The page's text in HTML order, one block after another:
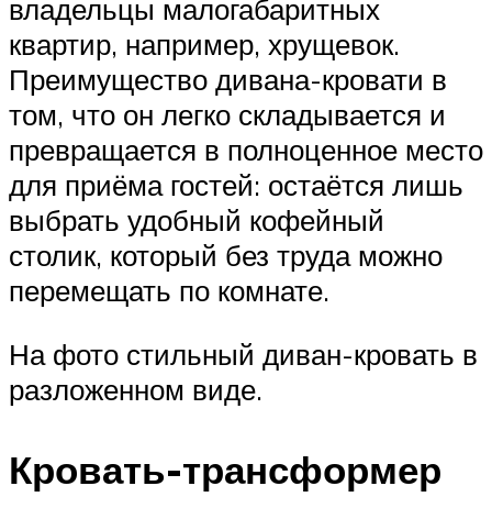
владельцы малогабаритных
квартир, например, хрущевок.
Преимущество дивана-кровати в
том, что он легко складывается и
превращается в полноценное место
для приёма гостей: остаётся лишь
выбрать удобный кофейный
столик, который без труда можно
перемещать по комнате.
На фото стильный диван-кровать в
разложенном виде.
Кровать-трансформер